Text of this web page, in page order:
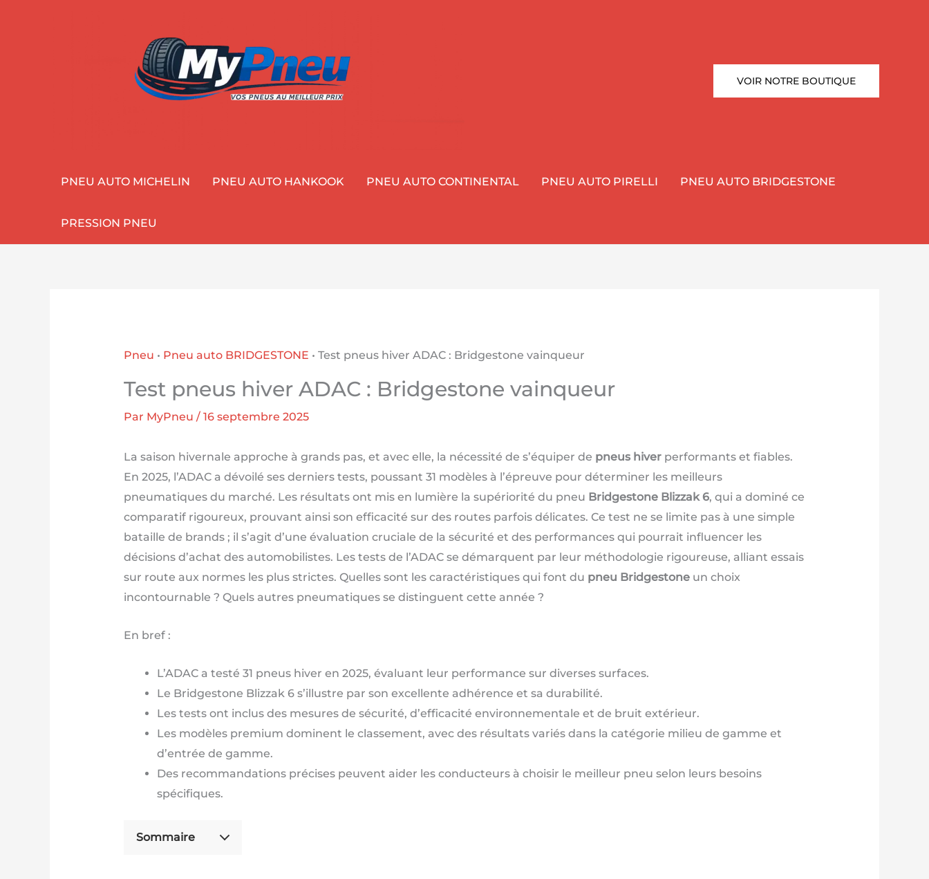
VOIR NOTRE BOUTIQUE
PNEU AUTO MICHELIN PNEU AUTO HANKOOK PNEU AUTO CONTINENTAL PNEU AUTO PIRELLI PNEU AUTO BRIDGESTONE
PRESSION PNEU
Pneu • Pneu auto BRIDGESTONE • Test pneus hiver ADAC : Bridgestone vainqueur
Test pneus hiver ADAC : Bridgestone vainqueur
Par MyPneu / 16 septembre 2025
La saison hivernale approche à grands pas, et avec elle, la nécessité de s’équiper de pneus hiverperformants et fiables.
En 2025, l’ADAC a dévoilé ses derniers tests, poussant 31 modèles à l’épreuve pour déterminer les meilleurs
pneumatiques du marché. Les résultats ont mis en lumière la supériorité du pneu Bridgestone Blizzak 6, qui a dominé ce
comparatif rigoureux, prouvant ainsi son efficacité sur des routes parfois délicates. Ce test ne se limite pas à une simple
bataille de brands ; il s’agit d’une évaluation cruciale de la sécurité et des performances qui pourrait influencer les
décisions d’achat des automobilistes. Les tests de l’ADAC se démarquent par leur méthodologie rigoureuse, alliant essais
sur route aux normes les plus strictes. Quelles sont les caractéristiques qui font du pneu Bridgestoneun choix
incontournable ? Quels autres pneumatiques se distinguent cette année ?
En bref :
L’ADAC a testé 31 pneus hiver en 2025, évaluant leur performance sur diverses surfaces.
Le Bridgestone Blizzak 6 s’illustre par son excellente adhérence et sa durabilité.
Les tests ont inclus des mesures de sécurité, d’efficacité environnementale et de bruit extérieur.
Les modèles premium dominent le classement, avec des résultats variés dans la catégorie milieu de gamme et
d’entrée de gamme.
Des recommandations précises peuvent aider les conducteurs à choisir le meilleur pneu selon leurs besoins
spécifiques.
Sommaire